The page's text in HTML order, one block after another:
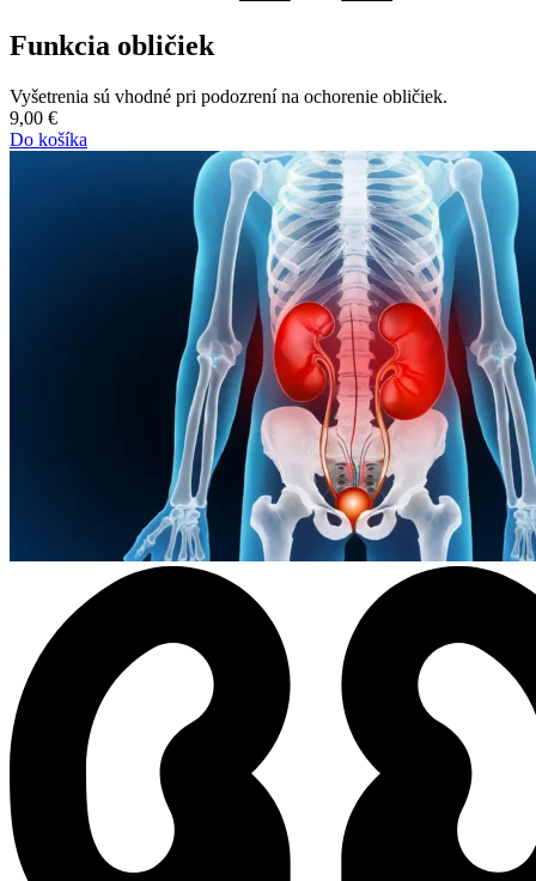
Funkcia obličiek
Vyšetrenia sú vhodné pri podozrení na ochorenie obličiek.
9,00 €
Do košíka